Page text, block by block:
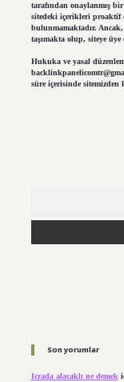
tarafından onaylanmış
sitedeki içerikleri proaktif
bulunmamaktadır.
taşımakta olup, siteye
Hukuka ve yasal
süre içerisinde sitemizden
Son yorumlar
Icrada alacaklı ne demek